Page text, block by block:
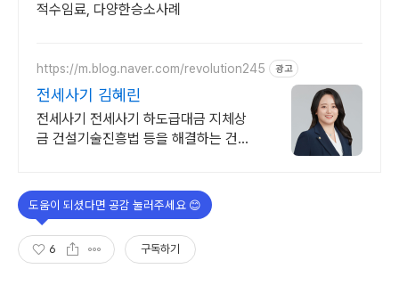
적수임료, 다양한승소사례
https://m.blog.naver.com/revolution245 광고
전세사기 김혜린
전세사기 전세사기 하도급대금 지체상
금 건설기술진흥법 등을 해결하는 건설
6 구독하기